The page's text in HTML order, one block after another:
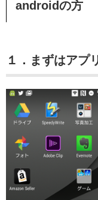
androidの方
１．まずはアプ